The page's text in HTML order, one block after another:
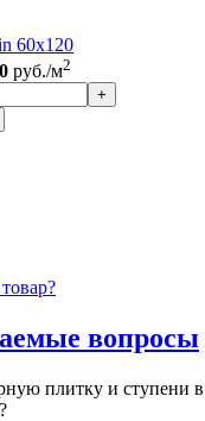
60x120
руб./м2
вопросы
плитку и ступени